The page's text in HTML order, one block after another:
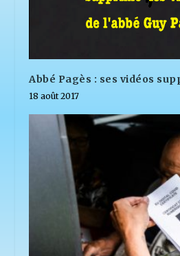
Abbé Pagès : ses vidéos
18 août 2017